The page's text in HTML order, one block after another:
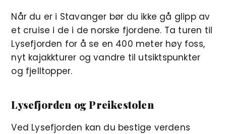
Når du er i Stavanger bør du ikke gå glipp av
et cruise i de i de norske fjordene. Ta turen til
Lysefjorden for å se en 400 meter høy foss,
nyt kajakkturer og vandre til utsiktspunkter
og fjelltopper.
Lysefjorden og Preikestolen
Ved Lysefjorden kan du bestige verdens